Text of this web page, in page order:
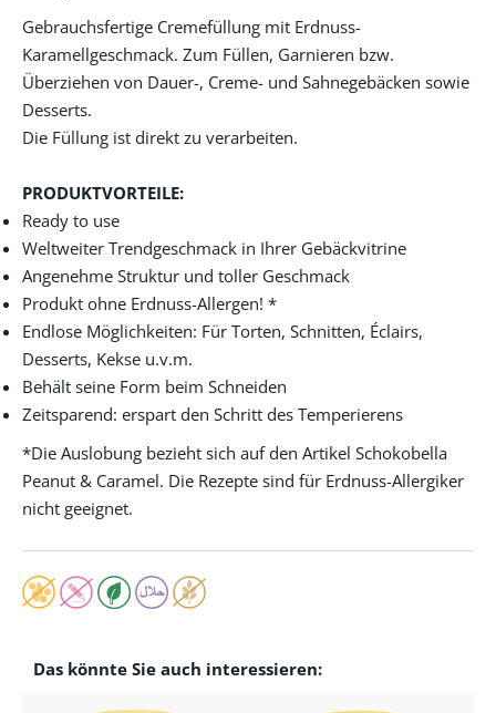
Gebrauchsfertige Cremefüllung mit Erdnuss-
Karamellgeschmack. Zum Füllen, Garnieren bzw.
Überziehen von Dauer-, Creme- und Sahnegebäcken sowie
Desserts.
Die Füllung ist direkt zu verarbeiten.
PRODUKTVORTEILE:
Ready to use
Weltweiter Trendgeschmack in Ihrer Gebäckvitrine
Angenehme Struktur und toller Geschmack
Produkt ohne Erdnuss-Allergen! *
Endlose Möglichkeiten: Für Torten, Schnitten, Éclairs,
Desserts, Kekse u.v.m.
Behält seine Form beim Schneiden
Zeitsparend: erspart den Schritt des Temperierens
*Die Auslobung bezieht sich auf den Artikel Schokobella
Peanut & Caramel. Die Rezepte sind für Erdnuss-Allergiker
nicht geeignet.
Das könnte Sie auch interessieren: